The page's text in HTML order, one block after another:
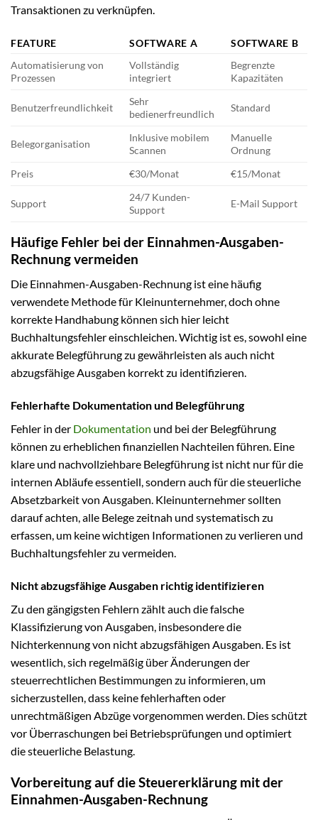
Transaktionen zu verknüpfen.
FEATURE SOFTWARE A
SOFTWARE B
Automatisierung von
Prozessen
Vollständig
integriert
Begrenzte
Kapazitäten
Benutzerfreundlichkeit
Sehr
bedienerfreundlich
Standard
Belegorganisation
Inklusive mobilem
Scannen
Manuelle
Ordnung
Preis
€30/Monat €15/Monat
Support
24/7 Kunden-
Support
E-Mail Support
Häufige Fehler bei der Einnahmen-Ausgaben-
Rechnung vermeiden
Die Einnahmen-Ausgaben-Rechnung ist eine häufig
verwendete Methode für Kleinunternehmer, doch ohne
korrekte Handhabung können sich hier leicht
Buchhaltungsfehler einschleichen. Wichtig ist es, sowohl eine
akkurate Belegführung zu gewährleisten als auch nicht
abzugsfähige Ausgaben korrekt zu identifizieren.
Fehlerhafte Dokumentation und Belegführung
Fehler in der Dokumentation und bei der Belegführung
können zu erheblichen finanziellen Nachteilen führen. Eine
klare und nachvollziehbare Belegführung ist nicht nur für die
internen Abläufe essentiell, sondern auch für die steuerliche
Absetzbarkeit von Ausgaben. Kleinunternehmer sollten
darauf achten, alle Belege zeitnah und systematisch zu
erfassen, um keine wichtigen Informationen zu verlieren und
Buchhaltungsfehler zu vermeiden.
Nicht abzugsfähige Ausgaben richtig identifizieren
Zu den gängigsten Fehlern zählt auch die falsche
Klassifizierung von Ausgaben, insbesondere die
Nichterkennung von nicht abzugsfähigen Ausgaben. Es ist
wesentlich, sich regelmäßig über Änderungen der
steuerrechtlichen Bestimmungen zu informieren, um
sicherzustellen, dass keine fehlerhaften oder
unrechtmäßigen Abzüge vorgenommen werden. Dies schützt
vor Überraschungen bei Betriebsprüfungen und optimiert
die steuerliche Belastung.
Vorbereitung auf die Steuererklärung mit der
Einnahmen-Ausgaben-Rechnung